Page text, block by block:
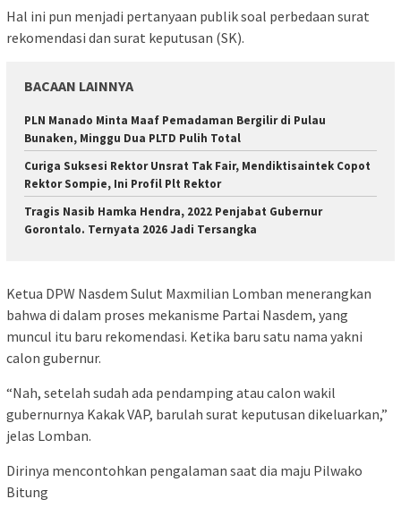
Hal ini pun menjadi pertanyaan publik soal perbedaan surat
rekomendasi dan surat keputusan (SK).
BACAAN LAINNYA
PLN Manado Minta Maaf Pemadaman Bergilir di Pulau
Bunaken, Minggu Dua PLTD Pulih Total
Curiga Suksesi Rektor Unsrat Tak Fair, Mendiktisaintek Copot
Rektor Sompie, Ini Profil Plt Rektor
Tragis Nasib Hamka Hendra, 2022 Penjabat Gubernur
Gorontalo. Ternyata 2026 Jadi Tersangka
Ketua DPW Nasdem Sulut Maxmilian Lomban menerangkan
bahwa di dalam proses mekanisme Partai Nasdem, yang
muncul itu baru rekomendasi. Ketika baru satu nama yakni
calon gubernur.
“Nah, setelah sudah ada pendamping atau calon wakil
gubernurnya Kakak VAP, barulah surat keputusan dikeluarkan,”
jelas Lomban.
Dirinya mencontohkan pengalaman saat dia maju Pilwako
Bitung